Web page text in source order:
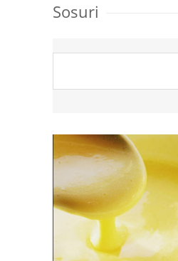
Sosuri